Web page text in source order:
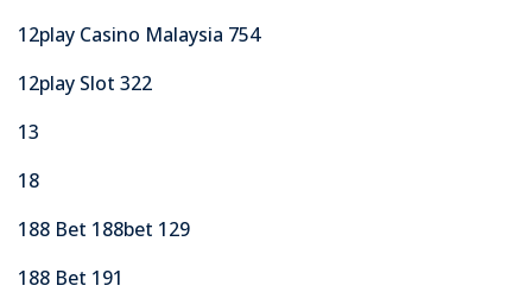
12play Casino Malaysia 754
12play Slot 322
13
18
188 Bet 188bet 129
188 Bet 191